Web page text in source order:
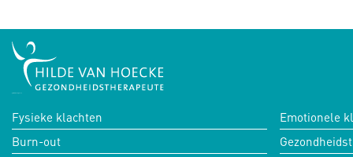
Fysieke klachten
Burn-out
Emotionele